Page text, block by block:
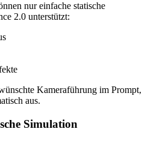
nur einfache statische
2.0 unterstützt:
Kameraführung im Prompt,
aus.
Simulation